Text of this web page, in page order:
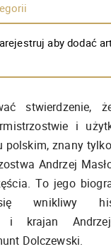
aby dodać
stwierdzenie,
i
polskim, znany
Andrzej
To jego
się wnikliwy
i krajan
Dolczewski.